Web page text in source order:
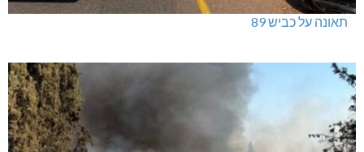
תאונה על כביש 89